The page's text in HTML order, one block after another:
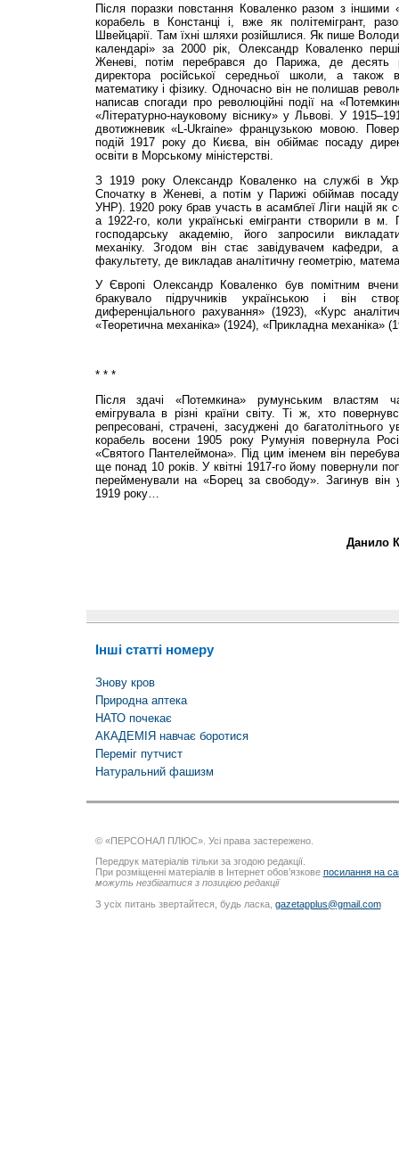
Після поразки повстання Коваленко разом з іншими
корабель в Констанці і, вже як політемігрант,
Швейцарії. Там їхні шляхи розійшлися. Як пише
календарі» за 2000 рік, Олександр Коваленко
Женеві, потім перебрався до Парижа, де десять
директора російської середньої школи, а також
математику і фізику. Одночасно він не полишав
написав спогади про революційні події на
«Літературно-науковому віснику» у Львові. У
двотижневик «L-Ukraine» французькою мовою.
подій 1917 року до Києва, він обіймає посаду
освіти в Морському міністерстві.
З 1919 року Олександр Коваленко на службі в
Спочатку в Женеві, а потім у Парижі обіймав
УНР). 1920 року брав участь в асамблеї Ліги націй як
а 1922-го, коли українські емігранти створили в м.
господарську академію, його запросили
механіку. Згодом він стає завідувачем кафедри,
факультету, де викладав аналітичну геометрію,
У Європі Олександр Коваленко був помітним
бракувало підручників українською і він
диференціального рахування» (1923), «Курс
«Теоретична механіка» (1924), «Прикладна механіка»
* * *
Після здачі «Потемкина» румунським властям
емігрувала в різні країни світу. Ті ж, хто
репресовані, страчені, засуджені до багатолітнього
корабель восени 1905 року Румунія повернула
«Святого Пантелеймона». Під цим іменем він
ще понад 10 років. У квітні 1917-го йому повернули
перейменували на «Борец за свободу». Загинув він у
1919 року…
Данило
Інші статті номеру
Знову кров
Природна аптека
НАТО почекає
АКАДЕМІЯ навчає боротися
Переміг путчист
Натуральний фашизм
© «ПЕРСОНАЛ ПЛЮС». Усі права застережено.
Передрук матеріалів тільки за згодою редакції.
При розміщенні матеріалів в Інтернет обов’язкове посилання на
можуть незбігатися з позицією редакції
З усіх питань звертайтеся, будь ласка, gazetapplus@gmail.com